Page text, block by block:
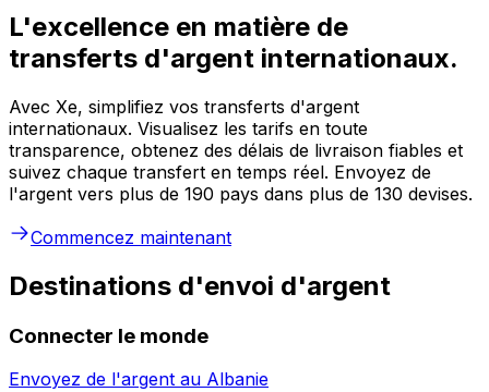
L'excellence en matière de
transferts d'argent internationaux.
Avec Xe, simplifiez vos transferts d'argent
internationaux. Visualisez les tarifs en toute
transparence, obtenez des délais de livraison fiables et
suivez chaque transfert en temps réel. Envoyez de
l'argent vers plus de 190 pays dans plus de 130 devises.
Commencez maintenant
Destinations d'envoi d'argent
Connecter le monde
Envoyez de l'argent au Albanie